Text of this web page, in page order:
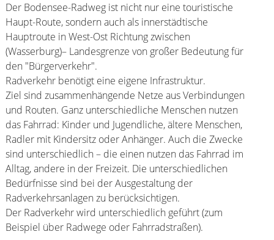
Der Bodensee-Radweg ist nicht nur eine touristische
Haupt-Route, sondern auch als innerstädtische
Hauptroute in West-Ost Richtung zwischen
(Wasserburg)– Landesgrenze von großer Bedeutung für
den "Bürgerverkehr".
Radverkehr benötigt eine eigene Infrastruktur.
Ziel sind zusammenhängende Netze aus Verbindungen
und Routen. Ganz unterschiedliche Menschen nutzen
das Fahrrad: Kinder und Jugendliche, ältere Menschen,
Radler mit Kindersitz oder Anhänger. Auch die Zwecke
sind unterschiedlich – die einen nutzen das Fahrrad im
Alltag, andere in der Freizeit. Die unterschiedlichen
Bedürfnisse sind bei der Ausgestaltung der
Radverkehrsanlagen zu berücksichtigen.
Der Radverkehr wird unterschiedlich geführt (zum
Beispiel über Radwege oder Fahrradstraßen).